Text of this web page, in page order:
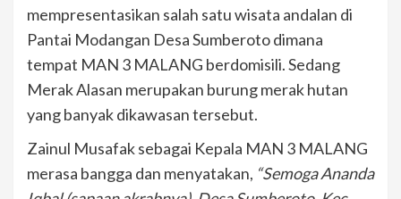
mempresentasikan salah satu wisata andalan di
Pantai Modangan Desa Sumberoto dimana
tempat MAN 3 MALANG berdomisili. Sedang
Merak Alasan merupakan burung merak hutan
yang banyak dikawasan tersebut.
Zainul Musafak sebagai Kepala MAN 3 MALANG
merasa bangga dan menyatakan, “Semoga Ananda